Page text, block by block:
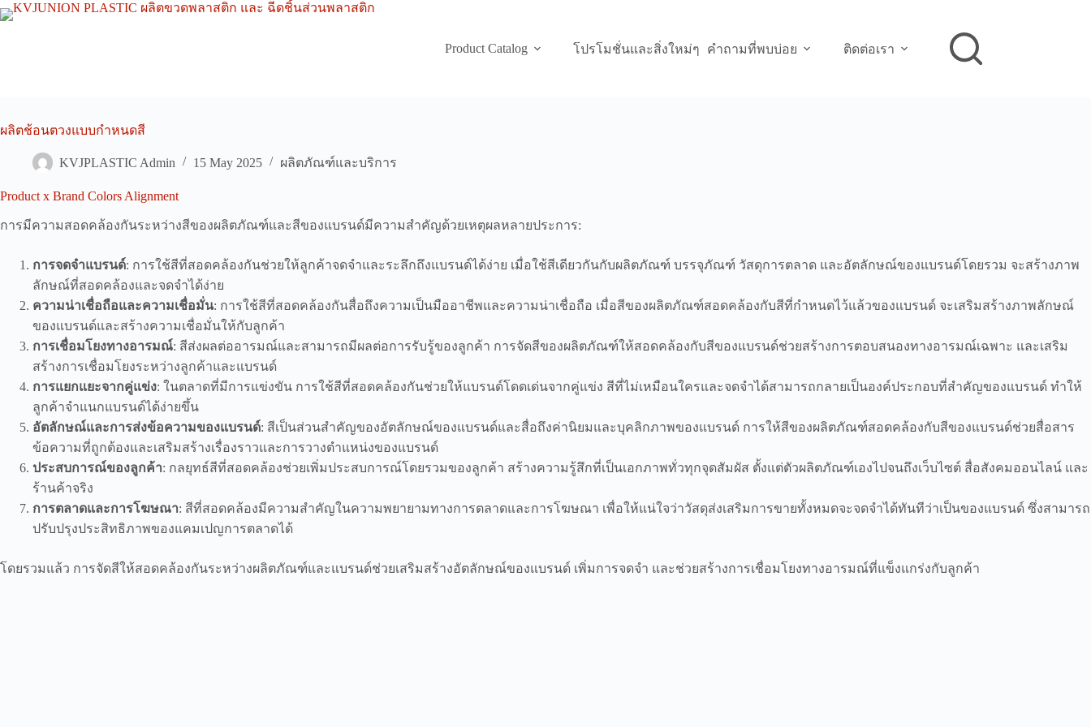
Skip
to
Product Catalog
โปรโมชั่นและสิ่งใหม่ๆ คำถามที่พบบ่อย ติดต่อเรา
ผลิตช้อนตวงแบบกำหนดสี
KVJPLASTIC Admin 15 May 2025 ผลิตภัณฑ์และบริการ
Product x Brand Colors Alignment
การมีความสอดคล้องกันระหว่างสีของผลิตภัณฑ์และสีของแบรนด์มีความสำคัญด้วยเหตุผลหลายประการ:
การจดจำแบรนด์: การใช้สีที่สอดคล้องกันช่วยให้ลูกค้าจดจำและระลึกถึงแบรนด์ได้ง่าย เมื่อใช้สีเดียวกันกับผลิตภัณฑ์ บรรจุภัณฑ์ วัสดุการตลาด และอัตลักษณ์ของแบรนด์โดยรวม จะสร้างภาพ
ลักษณ์ที่สอดคล้องและจดจำได้ง่าย
ความน่าเชื่อถือและความเชื่อมั่น: การใช้สีที่สอดคล้องกันสื่อถึงความเป็นมืออาชีพและความน่าเชื่อถือ เมื่อสีของผลิตภัณฑ์สอดคล้องกับสีที่กำหนดไว้แล้วของแบรนด์ จะเสริมสร้างภาพลักษณ์
ของแบรนด์และสร้างความเชื่อมั่นให้กับลูกค้า
การเชื่อมโยงทางอารมณ์: สีส่งผลต่ออารมณ์และสามารถมีผลต่อการรับรู้ของลูกค้า การจัดสีของผลิตภัณฑ์ให้สอดคล้องกับสีของแบรนด์ช่วยสร้างการตอบสนองทางอารมณ์เฉพาะ และเสริม
สร้างการเชื่อมโยงระหว่างลูกค้าและแบรนด์
การแยกแยะจากคู่แข่ง: ในตลาดที่มีการแข่งขัน การใช้สีที่สอดคล้องกันช่วยให้แบรนด์โดดเด่นจากคู่แข่ง สีที่ไม่เหมือนใครและจดจำได้สามารถกลายเป็นองค์ประกอบที่สำคัญของแบรนด์ ทำให้
ลูกค้าจำแนกแบรนด์ได้ง่ายขึ้น
อัตลักษณ์และการส่งข้อความของแบรนด์: สีเป็นส่วนสำคัญของอัตลักษณ์ของแบรนด์และสื่อถึงค่านิยมและบุคลิกภาพของแบรนด์ การให้สีของผลิตภัณฑ์สอดคล้องกับสีของแบรนด์ช่วยสื่อสาร
ข้อความที่ถูกต้องและเสริมสร้างเรื่องราวและการวางตำแหน่งของแบรนด์
ประสบการณ์ของลูกค้า: กลยุทธ์สีที่สอดคล้องช่วยเพิ่มประสบการณ์โดยรวมของลูกค้า สร้างความรู้สึกที่เป็นเอกภาพทั่วทุกจุดสัมผัส ตั้งแต่ตัวผลิตภัณฑ์เองไปจนถึงเว็บไซต์ สื่อสังคมออนไลน์ และ
ร้านค้าจริง
การตลาดและการโฆษณา: สีที่สอดคล้องมีความสำคัญในความพยายามทางการตลาดและการโฆษณา เพื่อให้แน่ใจว่าวัสดุส่งเสริมการขายทั้งหมดจะจดจำได้ทันทีว่าเป็นของแบรนด์ ซึ่งสามารถ
ปรับปรุงประสิทธิภาพของแคมเปญการตลาดได้
โดยรวมแล้ว การจัดสีให้สอดคล้องกันระหว่างผลิตภัณฑ์และแบรนด์ช่วยเสริมสร้างอัตลักษณ์ของแบรนด์ เพิ่มการจดจำ และช่วยสร้างการเชื่อมโยงทางอารมณ์ที่แข็งแกร่งกับลูกค้า